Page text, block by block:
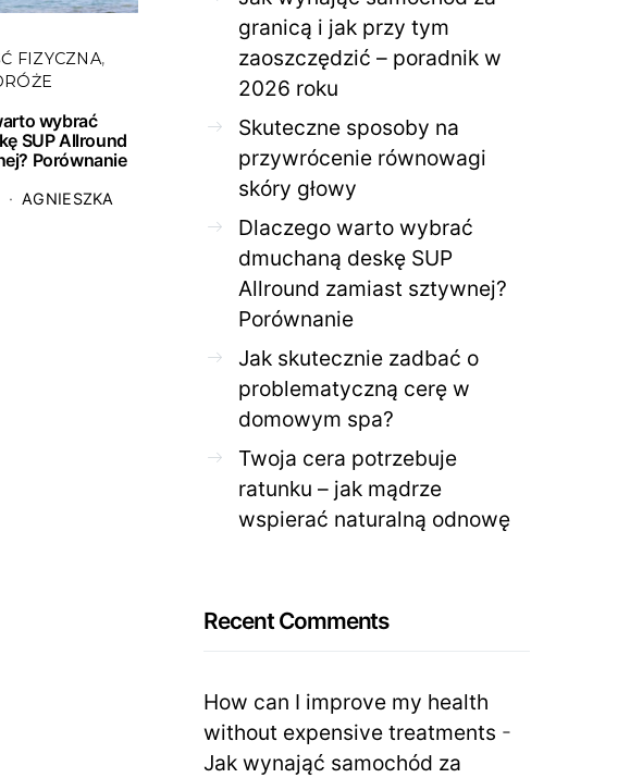
FIZYCZNA
wybrać
SUP Allround
Porównanie
AGNIESZKA
ZDROWE CIAŁO
Jak skutecznie zadbać o
problematyczną cerę w
domowym spa?
28 KWIETNIA 2026 27 KWIETNIA 2026
granicą i jak przy tym
zaoszczędzić – poradnik w
2026 roku
Skuteczne sposoby na
przywrócenie równowagi
skóry głowy
Dlaczego warto wybrać
dmuchaną deskę SUP
Allround zamiast sztywnej?
Porównanie
Jak skutecznie zadbać o
problematyczną cerę w
domowym spa?
Twoja cera potrzebuje
ratunku – jak mądrze
wspierać naturalną odnowę
Recent Comments
How can I improve my health
without expensive treatments -
Jak wynająć samochód za